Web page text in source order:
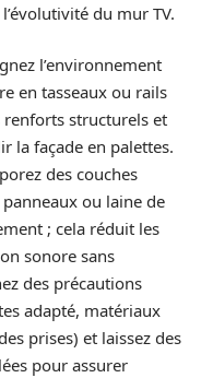
du mur TV.
l’environnement
en tasseaux ou rails
renforts structurels et
la façade en palettes.
des couches
ou laine de
; cela réduit les
sonore sans
des précautions
adapté, matériaux
prises) et laissez des
pour assurer